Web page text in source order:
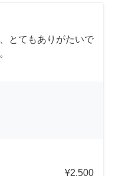
とてもありがたいで
¥2,500